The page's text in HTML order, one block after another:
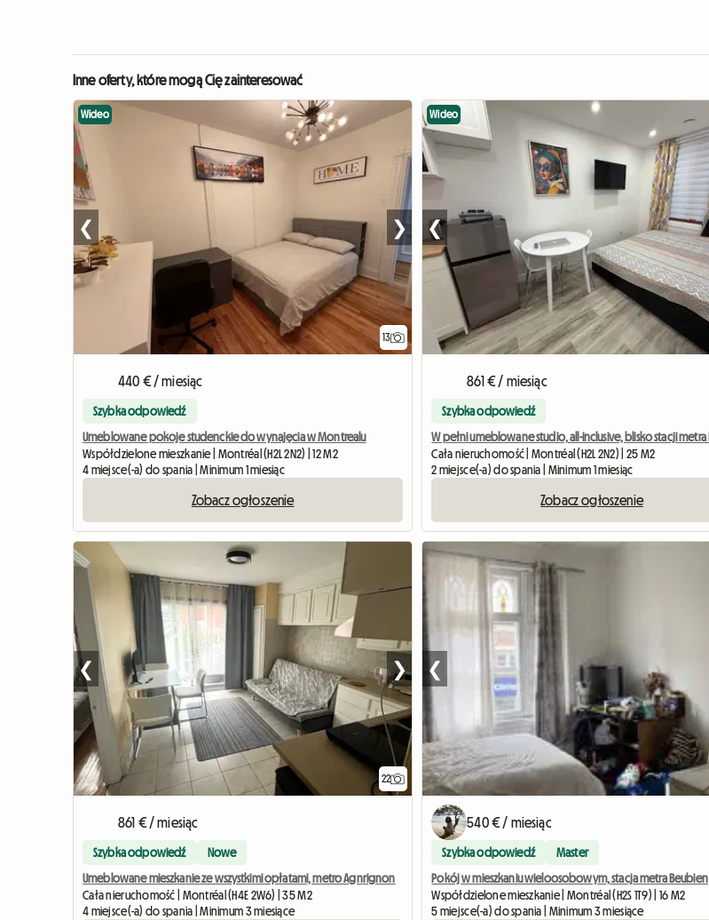
Inne oferty, które mogą Cię zainteresować
13
Wideo
❮ ❯
440 € / miesiąc
Szybka odpowiedź
Umeblowane pokoje studenckie do wynajęcia w Montrealu
Współdzielone mieszkanie | Montréal (H2L 2N2) | 12 M2
4 miejsce(-a) do spania | Minimum 1 miesiąc
Zobacz ogłoszenie
Wideo
❮
861 € / miesiąc
Szybka odpowiedź
Cała nieruchomość | Montréal (H2L 2N2) | 25 M2
2 miejsce(-a) do spania | Minimum 1 miesiąc
Zobacz ogłoszenie
22
❮ ❯
861 € / miesiąc
Szybka odpowiedź Nowe
Umeblowane mieszkanie ze wszystkimi opłatami, metro Agnrignon
Cała nieruchomość | Montréal (H4E 2W6) | 35 M2
4 miejsce(-a) do spania | Minimum 3 miesiące
❮
540 € / miesiąc
Szybka odpowiedź Master
Pokój w mieszkaniu wieloosobowym, stacja metra Beubien
Współdzielone mieszkanie | Montréal (H2S 1T9) | 16 M2
5 miejsce(-a) do spania | Minimum 3 miesiące